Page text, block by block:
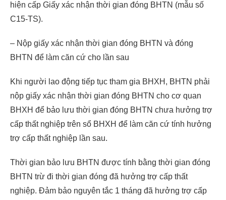
hiện cấp Giấy xác nhận thời gian đóng BHTN (mẫu số
C15-TS).
– Nộp giấy xác nhận thời gian đóng BHTN và đóng
BHTN để làm căn cứ cho lần sau
Khi người lao động tiếp tục tham gia BHXH, BHTN phải
nộp giấy xác nhận thời gian đóng BHTN cho cơ quan
BHXH để bảo lưu thời gian đóng BHTN chưa hưởng trợ
cấp thất nghiệp trên sổ BHXH để làm căn cứ tính hưởng
trợ cấp thất nghiệp lần sau.
Thời gian bảo lưu BHTN được tính bằng thời gian đóng
BHTN trừ đi thời gian đóng đã hưởng trợ cấp thất
nghiệp. Đảm bảo nguyên tắc 1 tháng đã hưởng trợ cấp